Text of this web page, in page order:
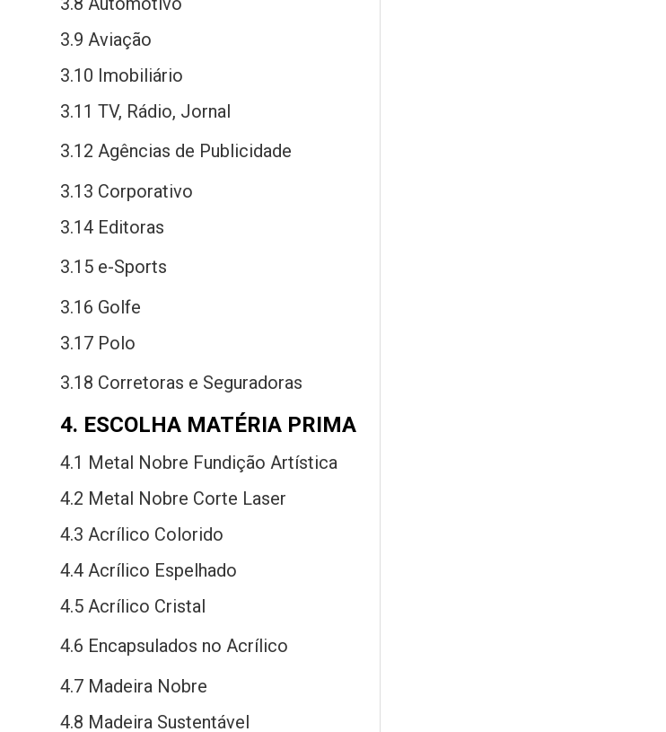
3.9 Aviação
3.10 Imobiliário
3.11 TV, Rádio, Jornal
3.12 Agências de Publicidade
3.13 Corporativo
3.14 Editoras
3.15 e-Sports
3.16 Golfe
3.17 Polo
3.18 Corretoras e Seguradoras
4. ESCOLHA MATÉRIA PRIMA
4.1 Metal Nobre Fundição Artística
4.2 Metal Nobre Corte Laser
4.3 Acrílico Colorido
4.4 Acrílico Espelhado
4.5 Acrílico Cristal
4.6 Encapsulados no Acrílico
4.7 Madeira Nobre
4.8 Madeira Sustentável